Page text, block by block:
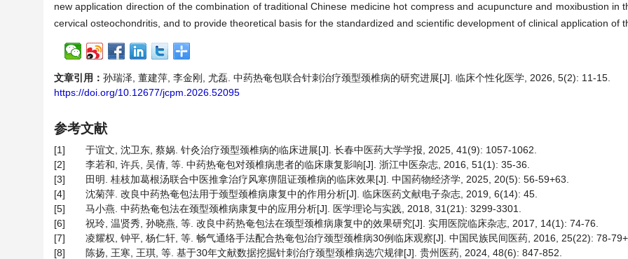
new application direction of the combination of traditional Chinese medicine hot compress and acupuncture and moxibustion in
cervical osteochondritis, and to provide theoretical basis for the standardized and scientific development of clinical application of
文章引用： 孙瑞泽, 董建萍, 李金刚, 尤磊. 中药热奄包联合针刺治疗颈型颈椎病的研究进展[J]. 临床个性化医学, 2026, 5(2): 11-15.
https://doi.org/10.12677/jcpm.2026.52095
参考文献
[1]
于谊文, 沈卫东, 蔡娲. 针灸治疗颈型颈椎病的临床进展[J]. 长春中医药大学学报, 2025, 41(9): 1057-1062.
[2]
李若和, 许兵, 吴倩, 等. 中药热奄包对颈椎病患者的临床康复影响[J]. 浙江中医杂志, 2016, 51(1): 35-36.
[3]
田明. 桂枝加葛根汤联合中医推拿治疗风寒痹阻证颈椎病的临床效果[J]. 中国药物经济学, 2025, 20(5): 56-59+63.
[4]
沈菊萍. 改良中药热奄包法用于颈型颈椎病康复中的作用分析[J]. 临床医药文献电子杂志, 2019, 6(14): 45.
[5]
马小燕. 中药热奄包法在颈型颈椎病康复中的应用分析[J]. 医学理论与实践, 2018, 31(21): 3299-3301.
[6]
祝玲, 温贤秀, 孙晓燕, 等. 改良中药热奄包法在颈型颈椎病康复中的效果研究[J]. 实用医院临床杂志, 2017, 14(1): 74-76.
[7]
凌耀权, 钟平, 杨仁轩, 等. 畅气通络手法配合热奄包治疗颈型颈椎病30例临床观察[J]. 中国民族民间医药, 2016, 25(22): 78-
[8]
陈扬, 王寒, 王琪, 等. 基于30年文献数据挖掘针刺治疗颈型颈椎病选穴规律[J]. 贵州医药, 2024, 48(6): 847-852.